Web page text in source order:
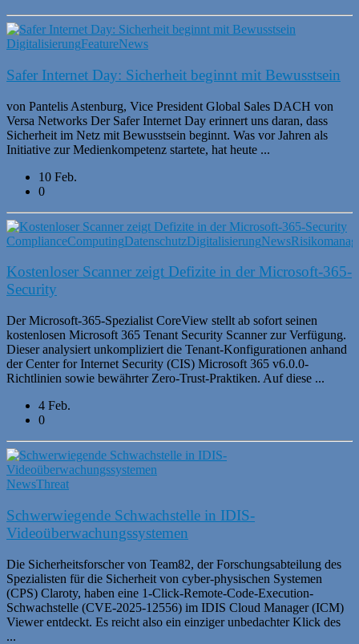
DigitalisierungFeatureNews
Safer Internet Day: Sicherheit beginnt mit Bewusstsein
von Pantelis Astenburg, Vice President Global Sales DACH von
Versa Networks Der Safer Internet Day erinnert uns daran, dass
Sicherheit im Netz mit Bewusstsein beginnt. Was vor Jahren als
Initiative zur Medienkompetenz startete, hat heute ...
10 Feb.
0
ComplianceComputingDatenschutzDigitalisierungNews
Kostenloser Scanner zeigt Defizite in der Microsoft-365-
Security
Der Microsoft-365-Spezialist CoreView stellt ab sofort seinen
kostenlosen Microsoft 365 Tenant Security Scanner zur Verfügung.
Dieser analysiert unkompliziert die Tenant-Konfigurationen anhand
der Center for Internet Security (CIS) Microsoft 365 v6.0.0-
Richtlinien sowie bewährter Zero-Trust-Praktiken. Auf diese ...
4 Feb.
0
NewsThreat
Schwerwiegende Schwachstelle in IDIS-
Videoüberwachungssystemen
Die Sicherheitsforscher von Team82, der Forschungsabteilung des
Spezialisten für die Sicherheit von cyber-physischen Systemen
(CPS) Claroty, haben eine 1-Click-Remote-Code-Execution-
Schwachstelle (CVE-2025-12556) im IDIS Cloud Manager (ICM)
Viewer entdeckt. Es reicht also ein einziger unbedachter Klick des
...